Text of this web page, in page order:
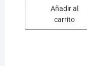
Añadir al
carrito